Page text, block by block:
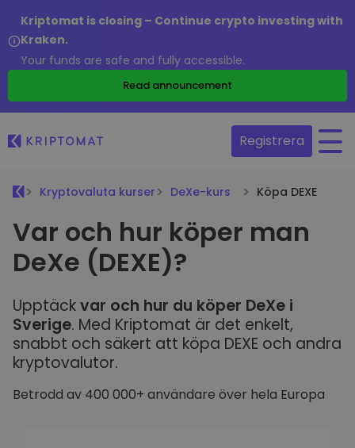
Kriptomat is closing – Continue crypto investing with
Kraken.
Your funds are safe and fully accessible.
Read announcement
Registrera
Kryptovaluta kurser DeXe-kurs Köpa DEXE
Var och hur köper man
DeXe (DEXE)?
Upptäckvar och hur du köper DeXe i
Sverige. Med Kriptomat är det enkelt,
snabbt och säkert att köpa DEXE och andra
kryptovalutor.
Betrodd av 400 000+ användare över hela Europa